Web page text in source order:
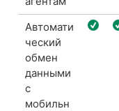
Автомати
ческий
обмен
данными
с
мобильн